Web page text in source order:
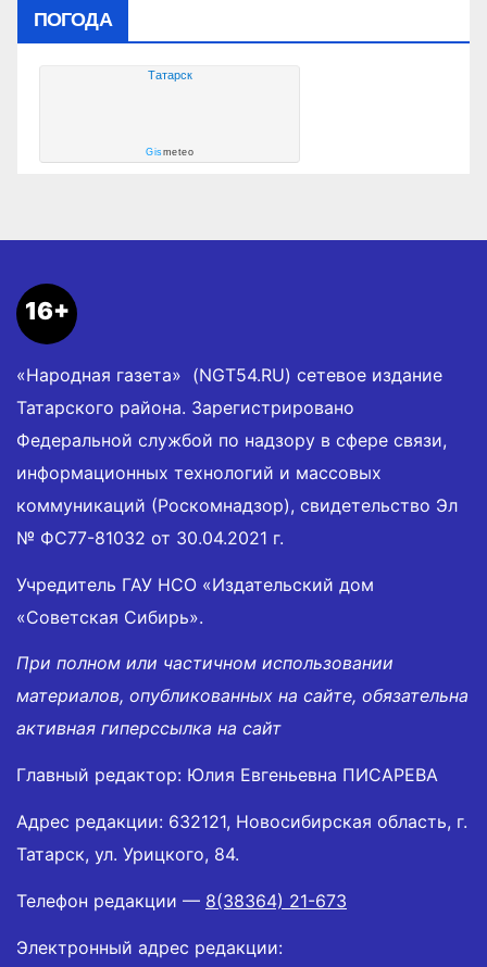
ПОГОДА
Татарск
Gismeteo
16+
«Народная газета» (NGT54.RU) сетевое издание
Татарского района. Зарегистрировано
Федеральной службой по надзору в сфере связи,
информационных технологий и массовых
коммуникаций (Роскомнадзор), свидетельство Эл
№ ФС77-81032 от 30.04.2021 г.
Учредитель ГАУ НСО «Издательский дом
«Советская Сибирь».
При полном или частичном использовании
материалов, опубликованных на сайте, обязательна
активная гиперссылка на сайт
Главный редактор: Юлия Евгеньевна ПИСАРЕВА
Адрес редакции: 632121, Новосибирская область, г.
Татарск, ул. Урицкого, 84.
Телефон редакции — 8(38364) 21-673
Электронный адрес редакции: